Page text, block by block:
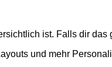
ist. Falls dir das
und mehr